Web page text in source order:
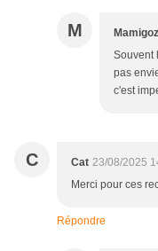
M Mamigoz
Souvent
pas
c'est
C Cat 23/08/2025
Merci pour ces
Répondre